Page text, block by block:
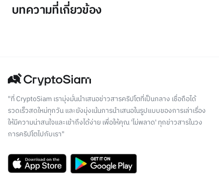
บทความที่เกี่ยวข้อง
"ที่ CryptoSiam เรามุ่งมั่นนำเสนอข่าวสารคริปโตที่เป็นกลาง เชื่อถือได้
รวดเร็วสดใหม่ทุกวัน และยังมุ่งเน้นการนำเสนอในรูปแบบของการเล่าเรื่อง
ให้มีความน่าสนใจและเข้าถึงได้ง่าย เพื่อให้คุณ 'ไม่พลาด' ทุกข่าวสารในวง
การคริปโตไปกับเรา"